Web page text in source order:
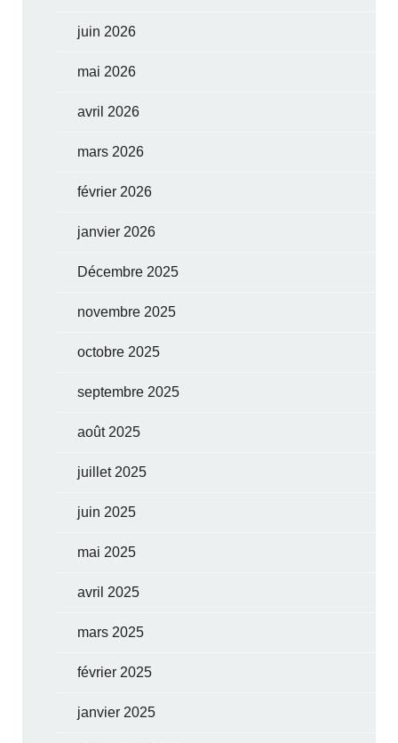
juin 2026
mai 2026
avril 2026
mars 2026
février 2026
janvier 2026
Décembre 2025
novembre 2025
octobre 2025
septembre 2025
août 2025
juillet 2025
juin 2025
mai 2025
avril 2025
mars 2025
février 2025
janvier 2025